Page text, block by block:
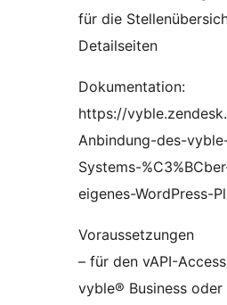
für die
Detailseiten
Dokumentation:
https://
Anbindung-des-
Systems-
eigenes-WordPress-
Voraussetzungen
– für den vAPI-
vyble® Business oder